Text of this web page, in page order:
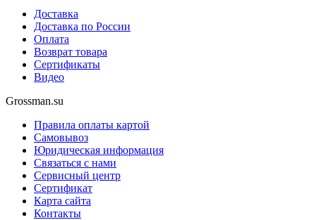
Доставка
Доставка по России
Оплата
Возврат товара
Сертификаты
Видео
Grossman.su
Правила оплаты картой
Самовывоз
Юридическая информация
Связаться с нами
Сервисный центр
Сертификат
Карта сайта
Контакты